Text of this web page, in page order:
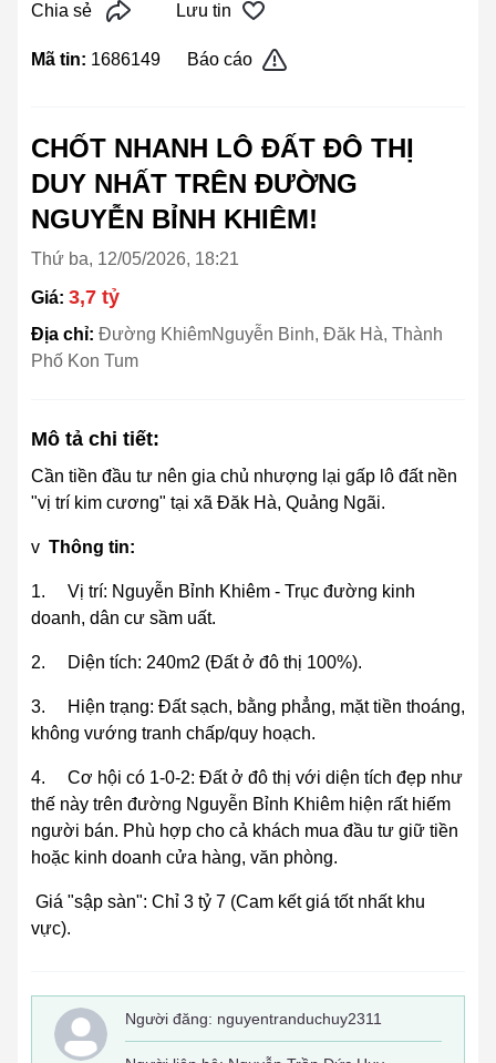
Chia sẻ Lưu tin
Mã tin: 1686149 Báo cáo
CHỐT NHANH LÔ ĐẤT ĐÔ THỊ
DUY NHẤT TRÊN ĐƯỜNG
NGUYỄN BỈNH KHIÊM!
Thứ ba, 12/05/2026, 18:21
Giá: 3,7 tỷ
Địa chỉ: Đường KhiêmNguyễn Binh, Đăk Hà, Thành
Phố Kon Tum
Mô tả chi tiết:
Cần tiền đầu tư nên gia chủ nhượng lại gấp lô đất nền
"vị trí kim cương" tại xã Đăk Hà, Quảng Ngãi.
v Thông tin:
1.
Vị trí: Nguyễn Bỉnh Khiêm - Trục đường kinh
doanh, dân cư sầm uất.
2. Diện tích: 240m2 (Đất ở đô thị 100%).
3.
Hiện trạng: Đất sạch, bằng phẳng, mặt tiền thoáng,
không vướng tranh chấp/quy hoạch.
4.
Cơ hội có 1-0-2: Đất ở đô thị với diện tích đẹp như
thế này trên đường Nguyễn Bỉnh Khiêm hiện rất hiếm
người bán. Phù hợp cho cả khách mua đầu tư giữ tiền
hoặc kinh doanh cửa hàng, văn phòng.
Giá "sập sàn": Chỉ 3 tỷ 7 (Cam kết giá tốt nhất khu
vực).
Người đăng: nguyentranduchuy2311